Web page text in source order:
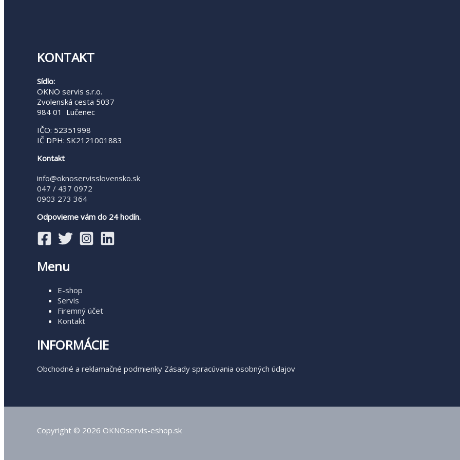
KONTAKT
Sídlo:
OKNO servis s.r.o.
Zvolenská cesta 5037
984 01 Lučenec
IČO: 52351998
IČ DPH: SK2121001883
Kontakt
info@oknoservisslovensko.sk
047 / 437 0972
0903 273 364
Odpovieme vám do 24 hodín.
Menu
E-shop
Servis
Firemný účet
Kontakt
INFORMÁCIE
Obchodné a reklamačné podmienky Zásady spracúvania osobných údajov
Copyright © 2026 OKNOservis-eshop.sk